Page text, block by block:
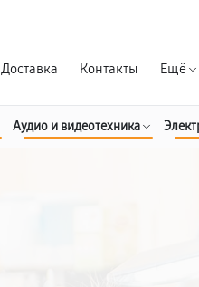
Доставка Контакты Ещё
Аудио и видеотехника